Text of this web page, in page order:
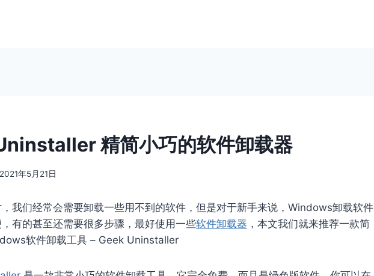
精简小巧的软件卸载器
2021年5月21日
我们经常会需要卸载一些用不到的软件，但是对于新手来说，Windows卸载软件
有的甚至还需要很多步骤，最好使用一些软件卸载器 ，本文我们就来推荐一款简
软件卸载工具 – Geek Uninstaller